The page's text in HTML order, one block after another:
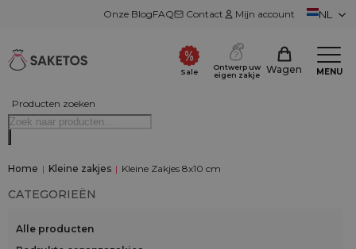
Onze BlogFAQ Contact Mijn account NL
Producten zoeken
Sale
Ontwerp uw
eigen zakje
Wagen MENU
Home | Kleine zakjes | Kleine Zakjes 8x10 cm
CATEGORIEËN
Alle producten